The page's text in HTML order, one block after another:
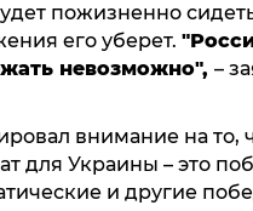
пожизненно
его уберет.
невозможно", –
внимание на то,
Украины – это
и другие